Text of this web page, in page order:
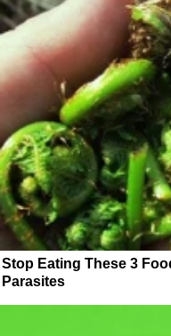
Stop Eating These 3
Parasites